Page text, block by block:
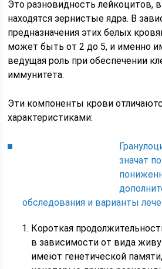
Это разновидность лейкоцитов,
находятся зернистые ядра. В
предназначения этих белых
может быть от 2 до 5, и именно
ведущая роль при обеспечении
иммунитета.
Эти компоненты крови
характеристиками:
значат
обследования и варианты
Короткая
в зависимости от вида
имеют генетической